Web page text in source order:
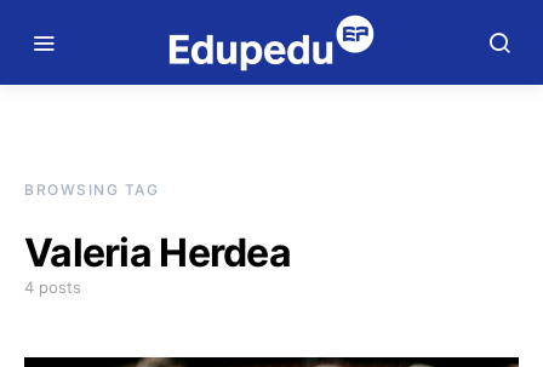
BROWSING TAG
Valeria Herdea
4 posts